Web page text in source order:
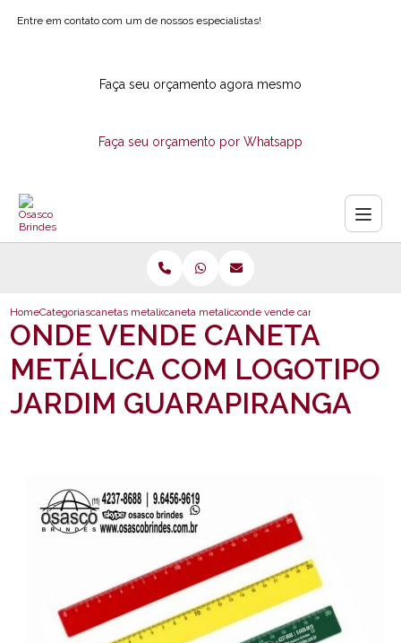
Entre em contato com um de nossos especialistas!
Faça seu orçamento agora mesmo
Faça seu orçamento por Whatsapp
HomeCategoriascanetas metalicascaneta metalica corporativaonde vende caneta metalica
ONDE VENDE CANETA
METÁLICA COM LOGOTIPO
JARDIM GUARAPIRANGA